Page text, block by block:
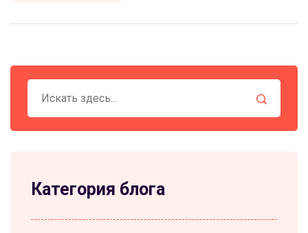
вашей кухне всегда выглядеть опрятно.
Категория блога